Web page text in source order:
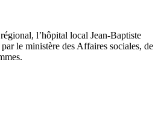
l’hôpital local Jean-Baptiste
le ministère des Affaires sociales, de